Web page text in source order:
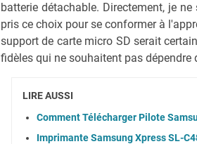
batterie détachable. Directement, je
pris ce choix pour se conformer à
support de carte micro SD serait
fidèles qui ne souhaitent pas dépendre
LIRE AUSSI
Comment Télécharger Pilote
Imprimante Samsung Xpress SL-